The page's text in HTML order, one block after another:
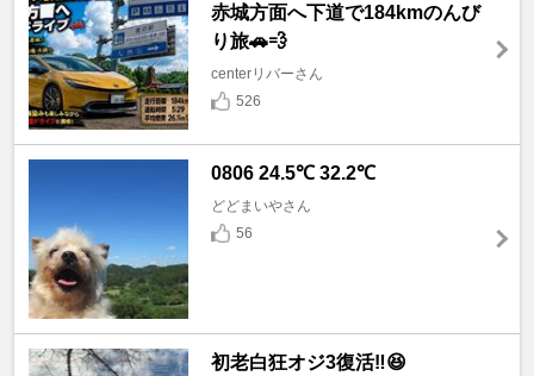
赤城方面へ下道で184kmのんび
り旅🚗💨
centerリバーさん
526
0806 24.5℃ 32.2℃
どどまいやさん
56
初老白狂オジ3復活‼️😆